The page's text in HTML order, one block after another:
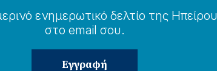
ενημερωτɩκό δελτίο της Ηπείρου
στο email σου.